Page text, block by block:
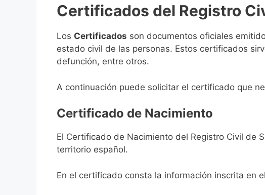
Certificados del Registro
Los Certificados son documentos oficiales
estado civil de las personas. Estos certificados
defunción, entre otros.
A continuación puede solicitar el certificado que
Certificado de Nacimiento
El Certificado de Nacimiento del Registro Civil de
territorio español.
En el certificado consta la información inscrita en